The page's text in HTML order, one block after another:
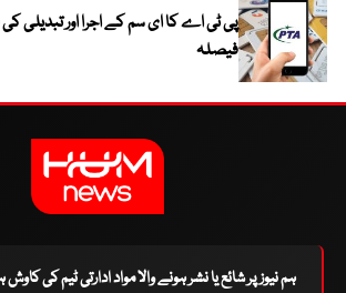
پی ٹی اے کا ای سم کے اجرا اور تبدیلی
فیصلہ
ہم نیوز پر شائع یا نشر ہونے والا مواد ادارتی ٹیم کی